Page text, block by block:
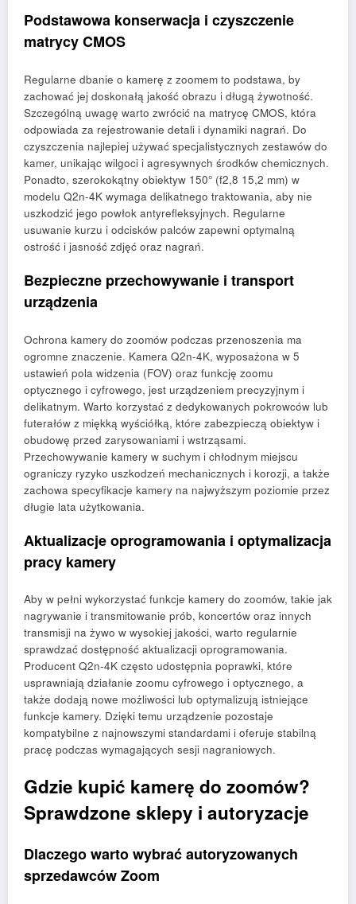
Podstawowa konserwacja i czyszczenie
matrycy CMOS
Regularne dbanie o kamerę z zoomem to podstawa, by
zachować jej doskonałą jakość obrazu i długą żywotność.
Szczególną uwagę warto zwrócić na matrycę CMOS, która
odpowiada za rejestrowanie detali i dynamiki nagrań. Do
czyszczenia najlepiej używać specjalistycznych zestawów do
kamer, unikając wilgoci i agresywnych środków chemicznych.
Ponadto, szerokokątny obiektyw 150° (f2,8 15,2 mm) w
modelu Q2n-4K wymaga delikatnego traktowania, aby nie
uszkodzić jego powłok antyrefleksyjnych. Regularne
usuwanie kurzu i odcisków palców zapewni optymalną
ostrość i jasność zdjęć oraz nagrań.
Bezpieczne przechowywanie i transport
urządzenia
Ochrona kamery do zoomów podczas przenoszenia ma
ogromne znaczenie. Kamera Q2n-4K, wyposażona w 5
ustawień pola widzenia (FOV) oraz funkcję zoomu
optycznego i cyfrowego, jest urządzeniem precyzyjnym i
delikatnym. Warto korzystać z dedykowanych pokrowców lub
futerałów z miękką wyściółką, które zabezpieczą obiektyw i
obudowę przed zarysowaniami i wstrząsami.
Przechowywanie kamery w suchym i chłodnym miejscu
ograniczy ryzyko uszkodzeń mechanicznych i korozji, a także
zachowa specyfikacje kamery na najwyższym poziomie przez
długie lata użytkowania.
Aktualizacje oprogramowania i optymalizacja
pracy kamery
Aby w pełni wykorzystać funkcje kamery do zoomów, takie jak
nagrywanie i transmitowanie prób, koncertów oraz innych
transmisji na żywo w wysokiej jakości, warto regularnie
sprawdzać dostępność aktualizacji oprogramowania.
Producent Q2n-4K często udostępnia poprawki, które
usprawniają działanie zoomu cyfrowego i optycznego, a
także dodają nowe możliwości lub optymalizują istniejące
funkcje kamery. Dzięki temu urządzenie pozostaje
kompatybilne z najnowszymi standardami i oferuje stabilną
pracę podczas wymagających sesji nagraniowych.
Gdzie kupić kamerę do zoomów?
Sprawdzone sklepy i autoryzacje
Dlaczego warto wybrać autoryzowanych
sprzedawców Zoom